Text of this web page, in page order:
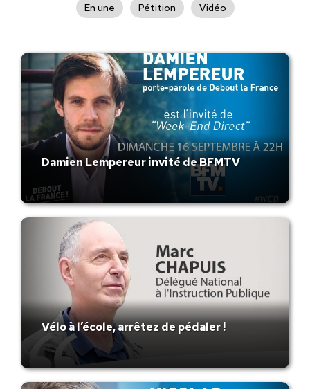
En une
Pétition Vidéo
Damien Lempereur invité de BFMTV
Vélo à l’école, arrêtez de pédaler !